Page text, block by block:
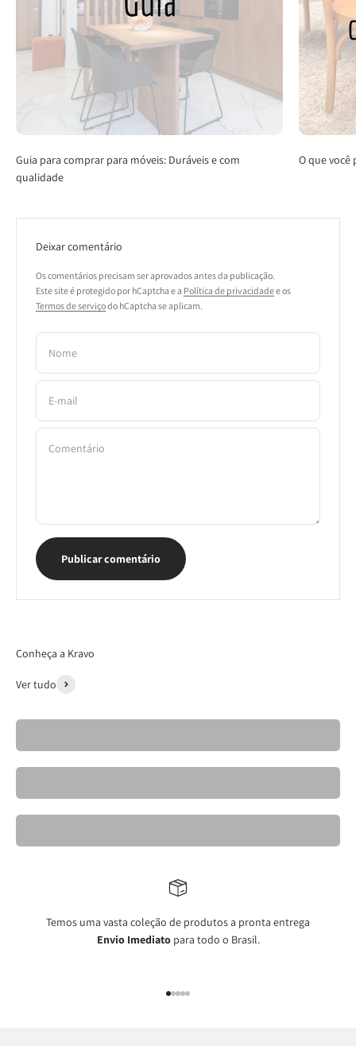
Guia para comprar para móveis: Duráveis e com
qualidade
O que você
Deixar comentário
Os comentários precisam ser aprovados antes da publicação.
Este site é protegido por hCaptcha e a Política de privacidadee os
Termos de serviçodo hCaptcha se aplicam.
Nome
E-mail
Comentário
Publicar comentário
Conheça a Kravo
Ver tudo
Cadeiras- Kravo 26
Banquetas Kravo
Mesas de Jantar Elegantes- Kravo
Temos uma vasta coleção de produtos a pronta entrega
Envio Imediatopara todo o Brasil.